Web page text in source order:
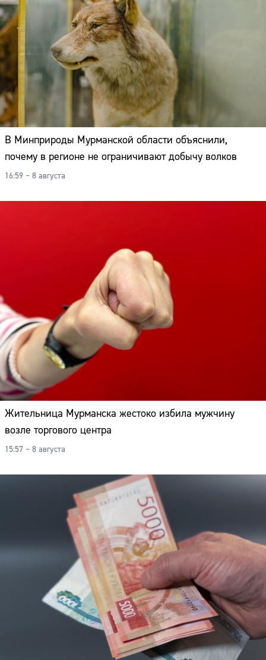
В Минприроды Мурманской области объяснили,
почему в регионе не ограничивают добычу волков
16:59 – 8 августа
Жительница Мурманска жестоко избила мужчину
возле торгового центра
15:57 – 8 августа
Сайт: